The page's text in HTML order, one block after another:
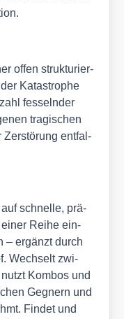
offen struk­tu­rier­
Kata­stro­phe
fes­seln­der
tra­gi­schen
Zer­stö­rung ent­fal­
auf schnel­le, prä­
einer Rei­he ein­
– ergänzt durch
Wech­selt zwi­
Kom­bos und
Geg­nern und
Fin­det und